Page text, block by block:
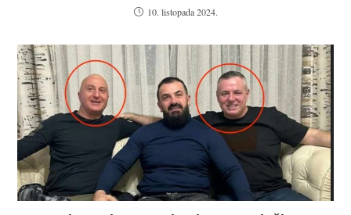
10. listopada 2024.